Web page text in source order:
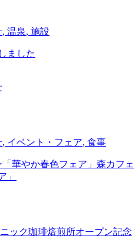
, 温泉, 施設
ました
, イベント・フェア, 食事
「華やか春色フェア」森カフェ
」
ック珈琲焙煎所オープン記念